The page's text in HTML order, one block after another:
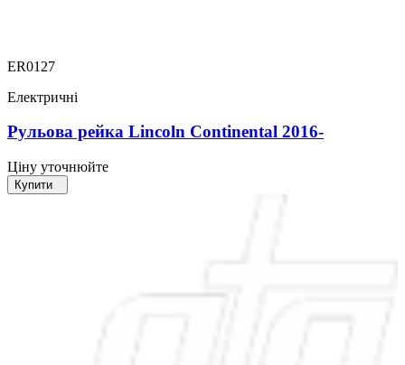
ER0127
Електричні
Рульова рейка Lincoln Continental 2016-
Ціну уточнюйте
Купити